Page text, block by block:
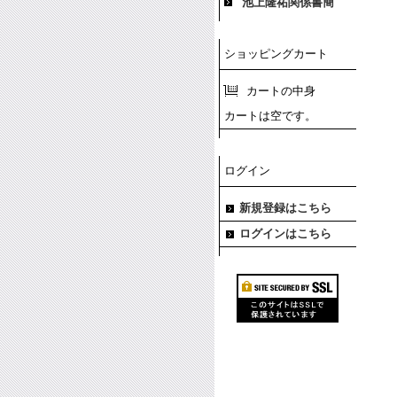
ショッピングカート
カートの中身
カートは空です。
ログイン
新規登録はこちら
ログインはこちら